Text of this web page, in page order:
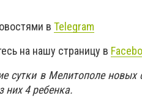
в Telegram
на нашу страницу в
сутки в Мелитополе новых
них 4 ребенка.